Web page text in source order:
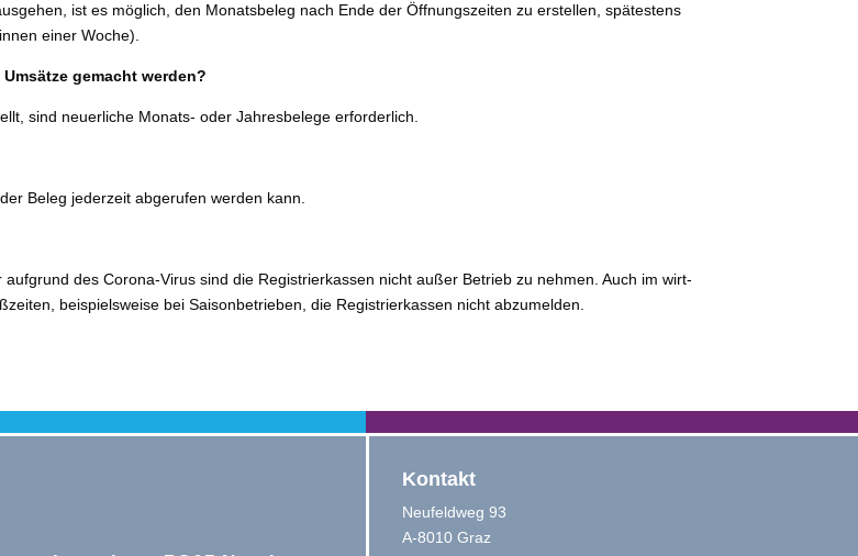
ist es mög­lich, den Monatsbeleg nach Ende der Öffnungszeiten zu erstel­len, spä­tes­tens
einer Woche).
gemacht werden?
sind neu­er­li­che Monats- oder Jahresbelege erforderlich.
Beleg jeder­zeit abge­ru­fen wer­den kann.
des Corona-Virus sind die Registrierkassen nicht außer Betrieb zu neh­men. Auch im wirt­
bei­spiels­wei­se bei Saisonbetrieben, die Registrierkassen nicht abzumelden.
Kontakt
Neufeldweg 93
A-8010 Graz